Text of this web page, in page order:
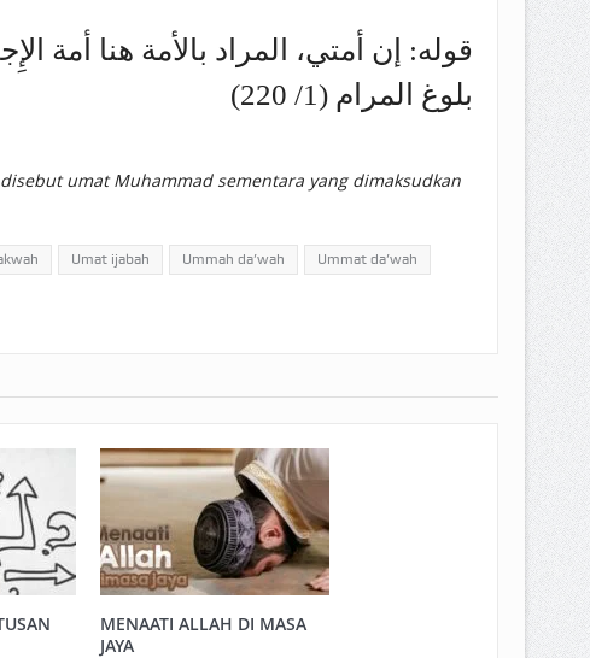
قوله: إن أمتي، المراد بالأمة هنا أمة
بلوغ المرام (1/ 220)
umat Muhammad sementara yang dimaksudkan
Umat ijabah Ummah da’wah Ummat da’wah
MENAATI ALLAH DI MASA
JAYA